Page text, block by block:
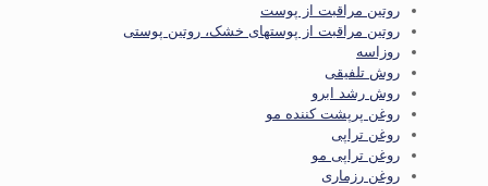
روتین مراقبت از پوست
روتین مراقبت از پوستهای خشک، روتین پوستی
روزاسه
روش تلفیقی
روش رشد ابرو
روغن پرپشت کننده مو
روغن تراپی
روغن تراپی مو
روغن رزماری